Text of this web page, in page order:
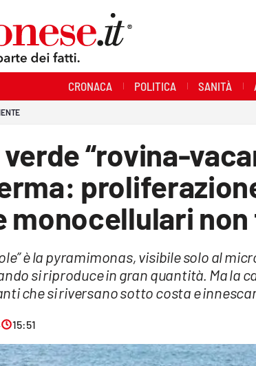
CRONACA POLITICA SANITÀ
“rovina-
monocellulari
è la pyramimonas, visibile solo al
si riproduce in gran quantità. Ma la
che si riversano sotto costa e
15:51